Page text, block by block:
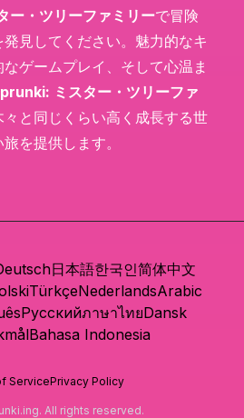
ー・ツリーファミリーで冒険
見してください。魅力的なキ
ゲームプレイ、そして心温ま
ミスター・ツリーファ
々と同じくらい高く成長する世
を提供します。
日本語한국인简体中文
TürkçeNederlandsArabic
РусскийภาษาไทยDansk
Bahasa Indonesia
ServicePrivacy Policy
All rights reserved.